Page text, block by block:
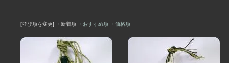
[並び順を変更] ・新着順 ・おすすめ順 ・価格順